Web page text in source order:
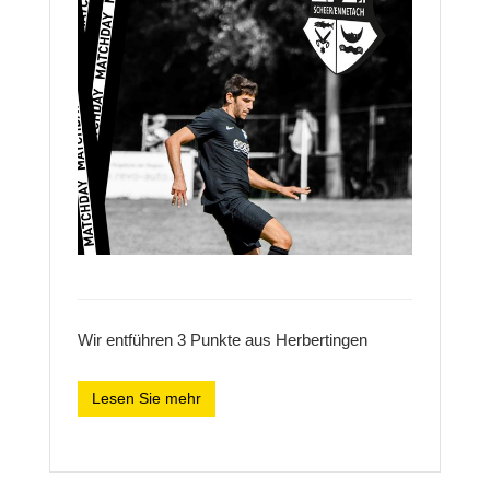
Wir entführen 3 Punkte aus Herbertingen
Lesen Sie mehr